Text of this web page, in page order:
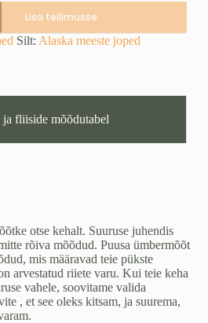
Lisa tellimusse
Silt: Alaska meeste joped
ja fliiside mõõdutabel
otse kehalt. Suuruse juhendis
rõiva mõõdud. Puusa ümbermõõt
mis määravad teie pükste
arvestatud riiete varu. Kui teie keha
vahele, soovitame valida
, et see oleks kitsam, ja suurema,